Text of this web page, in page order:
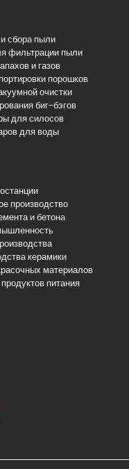
сбора пыли
фильтрации пыли
и газов
порошков
очистки
биг-бэгов
для силосов
для воды
производство
и бетона
керамики
материалов
питания